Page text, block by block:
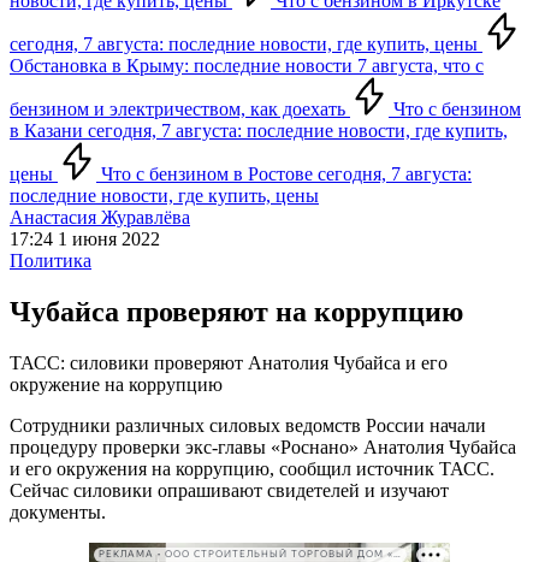
сегодня, 7 августа: последние новости, где купить, цены
Обстановка в Крыму: последние новости 7 августа, что с
бензином и электричеством, как доехать
Что с бензином
в Казани сегодня, 7 августа: последние новости, где купить,
цены
Что с бензином в Ростове сегодня, 7 августа:
последние новости, где купить, цены
Анастасия Журавлёва
17:24 1 июня 2022
Политика
Чубайса проверяют на коррупцию
ТАСС: силовики проверяют Анатолия Чубайса и его
окружение на коррупцию
Сотрудники различных силовых ведомств России начали
процедуру проверки экс-главы «Роснано» Анатолия Чубайса
и его окружения на коррупцию, сообщил источник ТАСС.
Сейчас силовики опрашивают свидетелей и изучают
документы.
РЕКЛАМА • ООО СТРОИТЕЛЬНЫЙ ТОРГОВЫЙ ДОМ «ПЕТРОВИЧ». ИНН: 7802348846